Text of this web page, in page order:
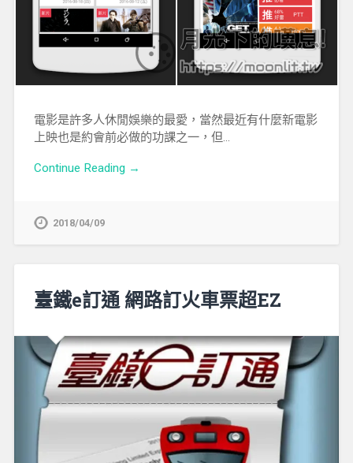
電影是許多人休閒娛樂的最愛，當然最近有什麼新電影
上映也是約會前必做的功課之一，但…
Continue Reading →
2018/04/09
臺鐵e訂通 網路訂火車票超EZ